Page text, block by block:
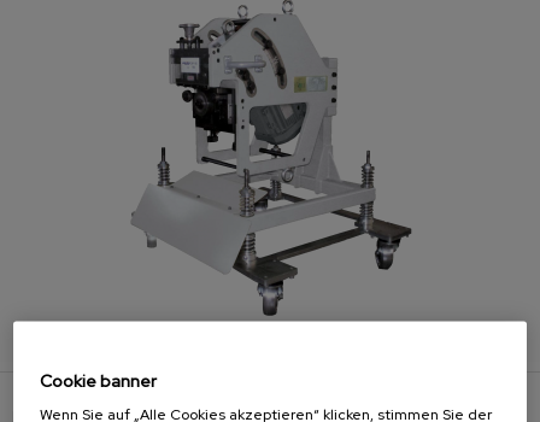
LÖSUNGEN
Cookie banner
Wenn Sie auf „Alle Cookies akzeptieren“ klicken, stimmen Sie der